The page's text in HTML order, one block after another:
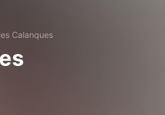
Calanques